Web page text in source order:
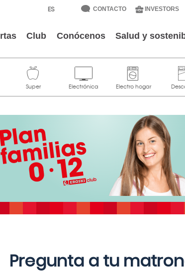
CONTACTO INVESTORS
Club Conócenos Salud y
Pregunta a tu